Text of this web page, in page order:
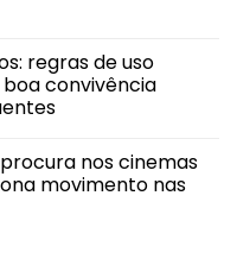
regras de uso
convivência
nos cinemas
movimento nas